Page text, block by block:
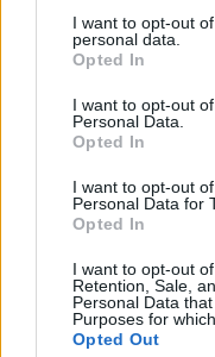
not limited to your visit
grant or deny consent
use your data for
consent section.
I want to opt-out
personal data.
Opted In
I want to opt-out
Personal Data.
Opted In
I want to opt-out
Personal Data for
Opted In
I want to opt-out
Retention, Sale,
Personal Data
Purposes for
Opted Out
σε ΑΠΕ και
διαιώνιση της
κολοσσών και του
μετάβαση στην
πολιτών».
ξαναφέρει στο
ενώ, σημείωσε, τα
αντιπάλων φέρνουν